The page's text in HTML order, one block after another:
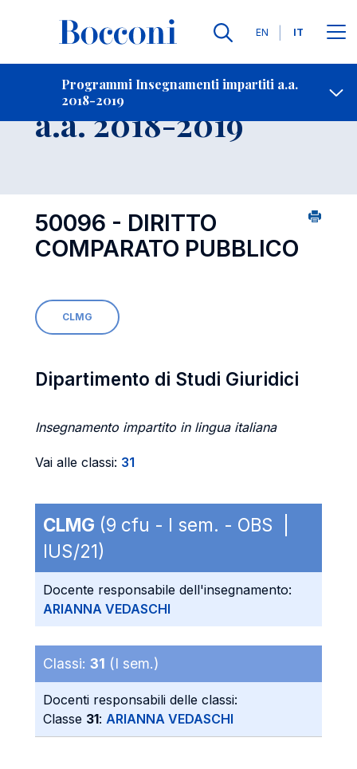
Lingue
EN IT
Programmi Insegnamenti impartiti a.a.
2018-2019
Contatti
Insegnamento
a.a. 2018-2019
50096 - DIRITTO
COMPARATO PUBBLICO
CLMG
Dipartimento di Studi Giuridici
Insegnamento impartito in lingua italiana
Vai alle classi: 31
CLMG (9 cfu - I sem. - OBS |
IUS/21)
Docente responsabile dell'insegnamento:
ARIANNA VEDASCHI
Classi: 31 (I sem.)
Docenti responsabili delle classi:
Classe 31: ARIANNA VEDASCHI